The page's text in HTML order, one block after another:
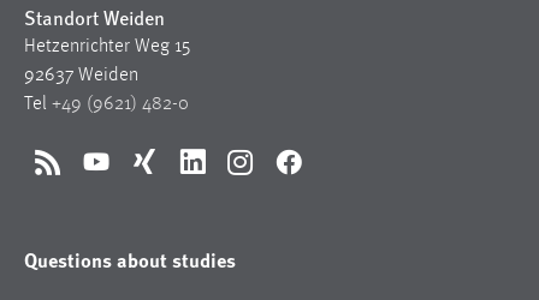
Standort Weiden
Hetzenrichter Weg 15
92637 Weiden
Tel +49 (9621) 482-0
RSS YouTubeXing LinkedInInstagramFacebook
Questions about studies